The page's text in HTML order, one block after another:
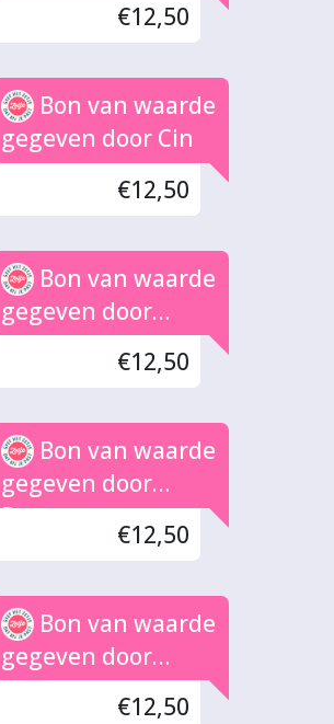
€12,50
Bon van waarde
gegeven door Cin
€12,50
Bon van waarde
gegeven door
Marian
€12,50
Bon van waarde
gegeven door
Dammers
€12,50
Bon van waarde
gegeven door
Berends
€12,50